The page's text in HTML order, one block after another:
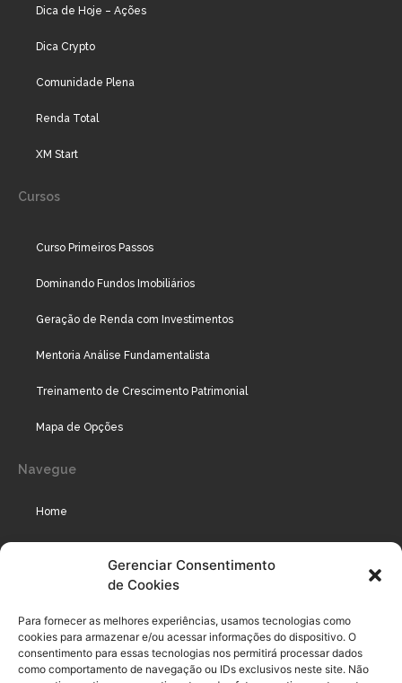
Gerenciar Consentimento
de Cookies
Para fornecer as melhores experiências, usamos tecnologias como
cookies para armazenar e/ou acessar informações do dispositivo. O
consentimento para essas tecnologias nos permitirá processar dados
como comportamento de navegação ou IDs exclusivos neste site. Não
Dica de Hoje – Ações
Dica Crypto
Comunidade Plena
Renda Total
XM Start
Cursos
Curso Primeiros Passos
Dominando Fundos Imobiliários
Geração de Renda com Investimentos
Mentoria Análise Fundamentalista
Treinamento de Crescimento Patrimonial
Mapa de Opções
Navegue
Home
Podcast
Legal